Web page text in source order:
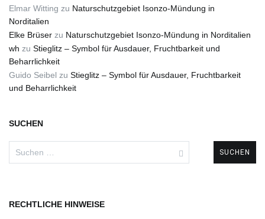
Elmar Witting zu Naturschutzgebiet Isonzo-Mündung in
Norditalien
Elke Brüser zu Naturschutzgebiet Isonzo-Mündung in Norditalien
wh zu Stieglitz – Symbol für Ausdauer, Fruchtbarkeit und
Beharrlichkeit
Guido Seibel zu Stieglitz – Symbol für Ausdauer, Fruchtbarkeit
und Beharrlichkeit
SUCHEN
RECHTLICHE HINWEISE